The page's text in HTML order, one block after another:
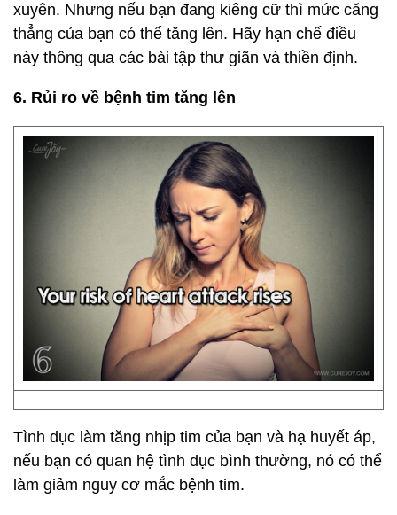
xuyên. Nhưng nếu bạn đang kiêng cữ thì mức căng
thẳng của bạn có thể tăng lên. Hãy hạn chế điều
này thông qua các bài tập thư giãn và thiền định.
6. Rủi ro về bệnh tim tăng lên
Tình dục làm tăng nhịp tim của bạn và hạ huyết áp,
nếu bạn có quan hệ tình dục bình thường, nó có thể
làm giảm nguy cơ mắc bệnh tim.